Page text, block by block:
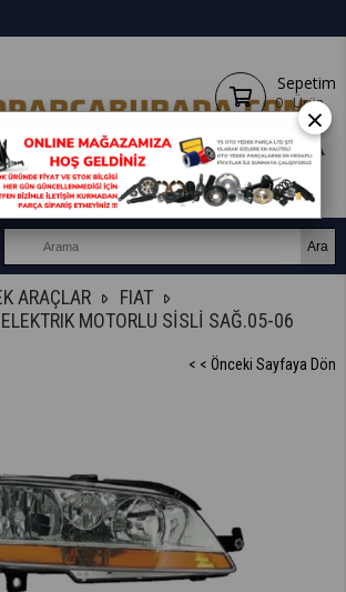
Sepetim
0 Ürün
ARAÇLAR
FIAT
MOTORLU SİSLİ SAĞ.05-06
< < Önceki Sayfaya Dön
×